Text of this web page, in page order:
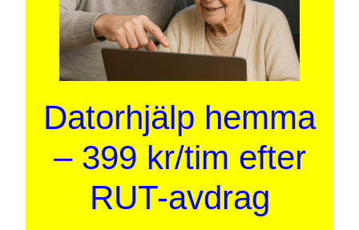
Datorhjälp hemma
– 399 kr/tim efter
RUT-avdrag